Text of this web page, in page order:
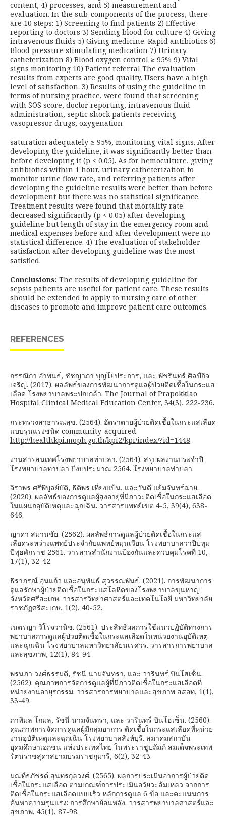
content, 4) processes, and 5) measurement and
evaluation. In the sub-components of the process, there
are 10 steps: 1) Screening to find patients 2) Effective
reporting to doctors 3) Sending blood for culture 4) Giving
intravenous fluids 5) Giving medicine. Rapid antibiotics 6)
Blood pressure stimulating medication 7) Urinary
catheterization 8) Blood oxygen control ≥ 95% 9) Vital
signs monitoring 10) Patient referral The evaluation
results from experts are good quality. Users have a high
level of satisfaction. 3) Results of using the guideline in
terms of nursing practice, were found that screening
with SOS score, doctor reporting, intravenous fluid
administration, septic shock patients receiving
vasopressor drugs, oxygenation
saturation adequately ≥ 95%, monitoring vital signs. After
developing the guideline, it was significantly better than
before developing it (p < 0.05). As for hemoculture, giving
antibiotics within 1 hour, urinary catheterization to
monitor urine flow rate, and referring patients after
developing the guideline results were better than before
development but there was no statistical significance.
Treatment results were found that mortality rate
decreased significantly (p < 0.05) after developing
guideline but length of stay in the emergency room and
medical expenses before and after development were no
statistical difference. 4) The evaluation of stakeholder
satisfaction after developing guideline was the most
satisfied.
Conclusions: The results of developing guideline for
sepsis patients are useful for patient care. These results
should be extended to apply to nursing care of other
diseases to promote and improve patient care outcomes.
REFERENCES
กรรณิกา อำพนธ์, ชัชญาภา บุญโยประการ, และ พัชรินทร์ ศิลป์กิจ
เจริญ. (2017). ผลลัพธ์ของการพัฒนาการดูแลผู้ป่วยติดเชื้อในกระแส
เลือด โรงพยาบาลพระปกเกล้า. The Journal of Prapokklao
Hospital Clinical Medical Education Center, 34(3), 222-236.
กระทรวงสาธารณสุข. (2564). อัตราตายผู้ป่วยติดเชื้อในกระแสเลือด
แบบรุนแรงชนิด community-acquired.
http://healthkpi.moph.go.th/kpi2/kpi/index/?id=1448
งานสารสนเทศโรงพยาบาลท่าปลา. (2564). สรุปผลงานประจำปี
โรงพยาบาลท่าปลา ปีงบประมาณ 2564. โรงพยาบาลท่าปลา.
จิราพร ศรีพิบูลย์บัติ, ธิติพร เที่ยงแป้น, และวันดี แย้มจันทร์ฉาย.
(2020). ผลลัพธ์ของการดูแลผู้สูงอายุที่มีภาวะติดเชื้อในกระแสเลือด
ในแผนกอุบัติเหตุและฉุกเฉิน. วารสารแพทย์เขต 4-5, 39(4), 638-
646.
ญาดา สมานชัย. (2562). ผลลัพธ์การดูแลผู้ป่วยติดเชื้อในกระแส
เลือดระหว่างแพทย์ประจำกับแพทย์หมุนเวียน โรงพยาบาลวาปีปทุม
ปีพุธศักราช 2561. วารสารสำนักงานป้องกันและควบคุมโรคที่ 10,
17(1), 32-42.
ธิราภรณ์ อุ่นแก้ว และอนุพันธ์ สุวรรณพันธ์. (2021). การพัฒนาการ
ดูแลรักษาผู้ป่วยติดเชื้อในกระแสโลหิตของโรงพยาบาลขุนหาญ
จังหวัดศรีสะเกษ. วารสารวิทยาศาสตร์และเทคโนโลยี มหาวิทยาลัย
ราชภัฏศรีสะเกษ, 1(2), 40-52.
เนตรญา วิโรจวานิช. (2561). ประสิทธิผลการใช้แนวปฏิบัติทางการ
พยาบาลการดูแลผู้ป่วยติดเชื้อในกระแสเลือดในหน่วยงานอุบัติเหตุ
และฉุกเฉิน โรงพยาบาลมหาวิทยาลัยนเรศวร. วารสารการพยาบาล
และสุขภาพ, 12(1), 84-94.
พรนภา วงศ์ธรรมดี, รัชนี นามจันทรา, และ วารินทร์ บินโฮเซ็น.
(2562). คุณภาพการจัดการดูแลผู้ที่มีภาวติดเชื้อในกระแสเลือดที่
หน่วยงานอายุรกรรม. วารสารการพยาบาลและสุขภาพ สสอท, 1(1),
33-49.
ภาพิมล โกมล, รัชนี นามจันทรา, และ วารินทร์ บินโฮเซ็น. (2560).
คุณภาพการจัดการดูแลผู้มีกลุ่มอาการ ติดเชื้อในกระแสเลือดที่หน่วย
งานอุบัติเหตุและฉุกเฉิน โรงพยาบาลสิงห์บุรี. สมาคมสถาบัน
อุดมศึกษาเอกชน แห่งประเทศไทย ในพระราชูปถัมภ์ สมเด็จพระเทพ
รัตนราชสุดาสยามบรมราชกุมารี, 6(2), 32-43.
มณท์ธภัชรด์ สุนทรกุลวงศ์. (2565). ผลการประเมินอาการผู้ป่วยติด
เชื้อในกระแสเลือด ตามเกณฑ์การประเมินอวัยวะล้มเหลว จากการ
ติดเชื้อในกระแสเลือดแบบเร็ว หลักการดูแล 6 ข้อ และคะแนนการ
ค้นหาความรุนแรง: การศึกษาย้อนหลัง. วารสารพยาบาลศาสตร์และ
สุขภาพ, 45(1), 87-98.